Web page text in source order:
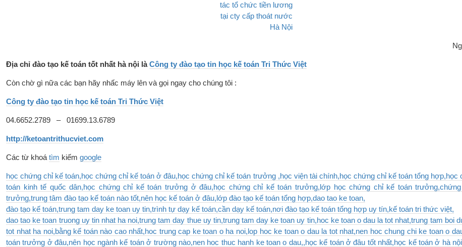
Địa chỉ đào tạo kế toán tốt nhất hà nội làCông ty đào tạo tin học kế toán Tri Thức Việt
Còn chờ gì nữa các bạn hãy nhấc máy lên và gọi ngay cho chúng tôi :
Công ty đào tạo tin học kế toán Tri Thức Việt
04.6652.2789 – 01699.13.6789
http://ketoantrithucviet.com
Các từ khoá tìm kiếm google
học chứng chỉ kế toán,học chứng chỉ kế toán ở đâu,học chứng chỉ kế toán trưởng ,học viện tài chính,học chứng chỉ kế toán tổng hợp,học
toán kinh tế quốc dân,học chứng chỉ kế toán trưởng ở đâu,học chứng chỉ kế toán trưởng,lớp học chứng chỉ kế toán
trưởng,trung tâm đào tạo kế toán nào tốt,nên học kế toán ở đâu,lớp đào tạo kế toán tổng hợp,dao tao ke toan,
đào tạo kế toán,trung tam day ke toan uy tin,trình tự dạy kế toán,cần dạy kế toán,nơi đào tạo kế toán tổng hợp uy tín,kế toán tri thức việt,
dao tao ke toan truong uy tin nhat ha noi,trung tam day thue uy tin,trung tam day ke toan uy tin,hoc ke toan o dau la tot nhat,trung tam boi
tot nhat ha noi,bằng kế toán nào cao nhất,hoc trung cap ke toan o ha noi,lop hoc ke toan o dau la tot nhat,nen hoc chung chi ke toan o
toán trưởng ở đâu,nên học ngành kế toán ở trường nào,nen hoc thuc hanh ke toan o dau,,học kế toán ở đâu tốt nhất,học kế toán ở hà